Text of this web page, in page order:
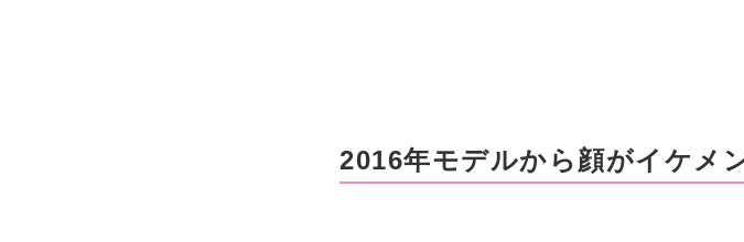
2016年モデルから顔がイケメ